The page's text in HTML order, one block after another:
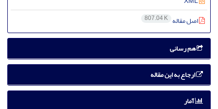
اصل مقاله 807.04 K
هم رسانی
ارجاع به این مقاله
آمار